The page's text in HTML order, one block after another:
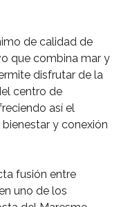
de calidad de
que combina mar y
disfrutar de la
centro de
así el
y conexión
fusión entre
uno de los